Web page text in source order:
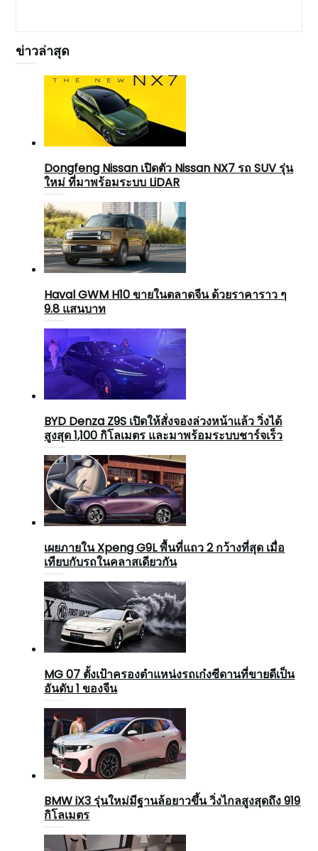
ข่าวล่าสุด
Dongfeng Nissan เปิดตัว Nissan NX7 รถ SUV รุ่น
ใหม่ ที่มาพร้อมระบบ LiDAR
Haval GWM H10 ขายในตลาดจีน ด้วยราคาราว ๆ
9.8 แสนบาท
BYD Denza Z9S เปิดให้สั่งจองล่วงหน้าแล้ว วิ่งได้
สูงสุด 1,100 กิโลเมตร และมาพร้อมระบบชาร์จเร็ว
เผยภายใน Xpeng G9L พื้นที่แถว 2 กว้างที่สุด เมื่อ
เทียบกับรถในคลาสเดียวกัน
MG 07 ตั้งเป้าครองตำแหน่งรถเก๋งซีดานที่ขายดีเป็น
อันดับ 1 ของจีน
BMW iX3 รุ่นใหม่มีฐานล้อยาวขึ้น วิ่งไกลสูงสุดถึง 919
กิโลเมตร